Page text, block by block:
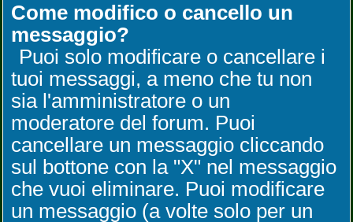
Come modifico o cancello un
messaggio?
Puoi solo modificare o cancellare i
tuoi messaggi, a meno che tu non
sia l'amministratore o un
moderatore del forum. Puoi
cancellare un messaggio cliccando
sul bottone con la "X" nel messaggio
che vuoi eliminare. Puoi modificare
un messaggio (a volte solo per un